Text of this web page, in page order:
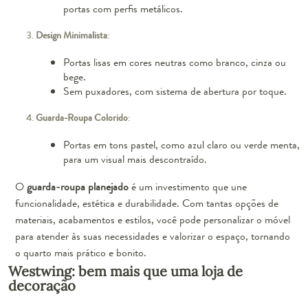
portas com perfis metálicos.
Design Minimalista:
Portas lisas em cores neutras como branco, cinza ou
bege.
Sem puxadores, com sistema de abertura por toque.
Guarda-Roupa Colorido:
Portas em tons pastel, como azul claro ou verde menta,
para um visual mais descontraído.
Oguarda-roupa planejadoé um investimento que une
funcionalidade, estética e durabilidade. Com tantas opções de
materiais, acabamentos e estilos, você pode personalizar o móvel
para atender às suas necessidades e valorizar o espaço, tornando
o quarto mais prático e bonito.
Westwing: bem mais que uma loja de
decoração